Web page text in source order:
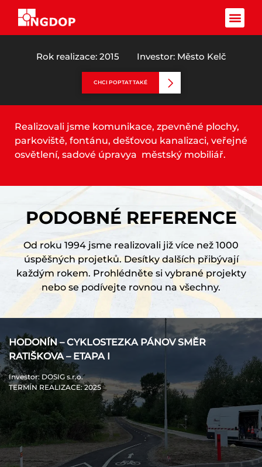
Rok realizace: 2015 Investor: Město Kelč
KELČ – STAVEBNÍ ÚPRAVY
NÁMĚSTÍ
CHCI POPTAT TAKÉ
Realizovali jsme komunikace, zpevněné plochy,
parkoviště, fontánu, dešťovou kanalizaci, veřejné
osvětlení, sadové úpravya městský mobiliář.
PODOBNÉ REFERENCE
Od roku 1994 jsme realizovali již více než 1000
úspěšných projetků. Desítky dalších přibývají
každým rokem. Prohlédněte si vybrané projekty
nebo se podívejte rovnou na všechny.
HODONÍN – CYKLOSTEZKA PÁNOV SMĚR
RATIŠKOVA – ETAPA I
Investor: DOSIG s.r.o.
TERMÍN REALIZACE: 2025